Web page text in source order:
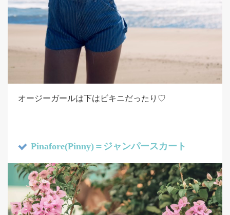
オージーガールは下はビキニだったり♡
Pinafore(Pinny)＝ジャンパースカート